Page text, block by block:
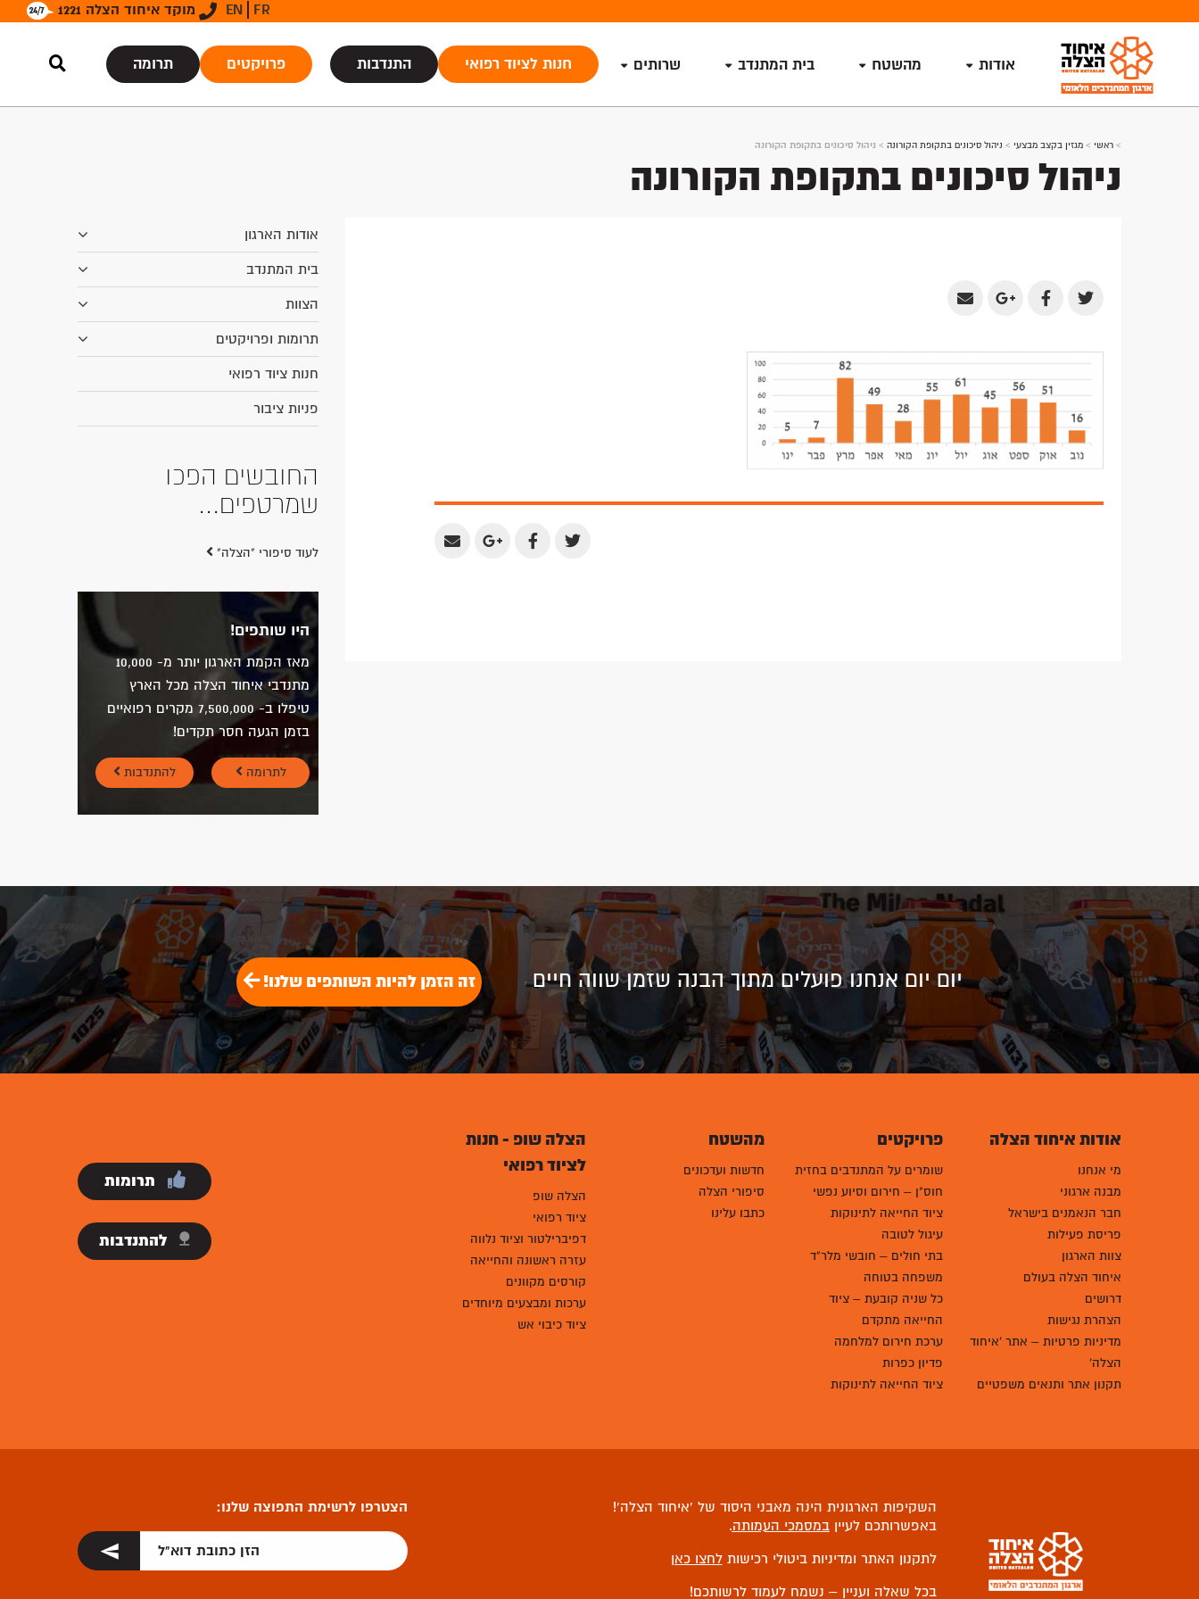
מוקד איחוד הצלה 1221 EN FR
אודות מהשטח בית המתנדב שרותים חנות לציוד רפואי התנדבות פרויקטים תרומה
> ראשי > מגזין בקצב מבצעי > ניהול סיכונים בתקופת הקורונה > ניהול סיכונים בתקופת הקורונה
ניהול סיכונים בתקופת הקורונה
Share
Twitter
Share
Facebook
Share
Google
Share
Email
Share
Share
Share
Share
אודות הארגון
בית המתנדב
הצוות
תרומות ופרויקטים
חנות ציוד רפואי
פניות ציבור
החובשים הפכו
שמרטפים...
לעוד סיפורי "הצלה"
היו שותפים!
מאז הקמת הארגון יותר מ- 10,000
מתנדבי איחוד הצלה מכל הארץ
טיפלו ב- 7,500,000 מקרים רפואיים
בזמן הגעה חסר תקדים!
לתרומה להתנדבות
יום יום אנחנו פועלים מתוך הבנה שזמן שווה חיים זה הזמן להיות השותפים שלנו!
אודות איחוד הצלה
מי אנחנו
מבנה ארגוני
חבר הנאמנים בישראל
פריסת פעילות
צוות הארגון
איחוד הצלה בעולם
דרושים
הצהרת נגישות
מדיניות פרטיות – אתר 'איחוד
הצלה'
תקנון אתר ותנאים משפטיים
פרויקטים
שומרים על המתנדבים בחזית
חוס"ן – חירום וסיוע נפשי
ציוד החייאה לתינוקות
עיגול לטובה
בתי חולים – חובשי מלר"ד
משפחה בטוחה
כל שניה קובעת – ציוד
החייאה מתקדם
ערכת חירום למלחמה
פדיון כפרות
ציוד החייאה לתינוקות
מהשטח
חדשות ועדכונים
סיפורי הצלה
כתבו עלינו
הצלה שופ - חנות
לציוד רפואי
הצלה שופ
ציוד רפואי
דפיברילטור וציוד נלווה
עזרה ראשונה והחייאה
קורסים מקוונים
ערכות ומבצעים מיוחדים
ציוד כיבוי אש
תרומות
להתנדבות
השקיפות הארגונית הינה מאבני היסוד של ‘איחוד הצלה’!
באפשרותכם לעייןבמסמכי העמותה.
לתקנון האתר ומדיניות ביטולי רכישותלחצו כאן
בכל שאלה ועניין – נשמח לעמוד לרשותכם!
הצטרפו לרשימת התפוצה שלנו: